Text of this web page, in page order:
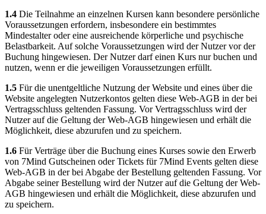
1.4 Die Teilnahme an einzelnen Kursen kann besondere persönliche
Voraussetzungen erfordern, insbesondere ein bestimmtes
Mindestalter oder eine ausreichende körperliche und psychische
Belastbarkeit. Auf solche Voraussetzungen wird der Nutzer vor der
Buchung hingewiesen. Der Nutzer darf einen Kurs nur buchen und
nutzen, wenn er die jeweiligen Voraussetzungen erfüllt.
1.5 Für die unentgeltliche Nutzung der Website und eines über die
Website angelegten Nutzerkontos gelten diese Web-AGB in der bei
Vertragsschluss geltenden Fassung. Vor Vertragsschluss wird der
Nutzer auf die Geltung der Web-AGB hingewiesen und erhält die
Möglichkeit, diese abzurufen und zu speichern.
1.6 Für Verträge über die Buchung eines Kurses sowie den Erwerb
von 7Mind Gutscheinen oder Tickets für 7Mind Events gelten diese
Web-AGB in der bei Abgabe der Bestellung geltenden Fassung. Vor
Abgabe seiner Bestellung wird der Nutzer auf die Geltung der Web-
AGB hingewiesen und erhält die Möglichkeit, diese abzurufen und
zu speichern.